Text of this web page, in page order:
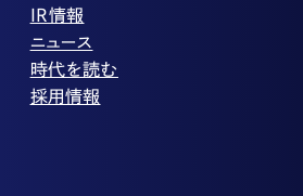
企業理念
会社概要
役員紹介
沿革
コーポレートガバナンス
ストレージ事業
パートナー制度
ストレージライフ
土地権利整備事業
オフィス事業
アセット事業
IR情報
IRカレンダー
中期経営計画
事業等のリスク
ニュース
PR
IR
時代を読む
投稿一覧
採用情報